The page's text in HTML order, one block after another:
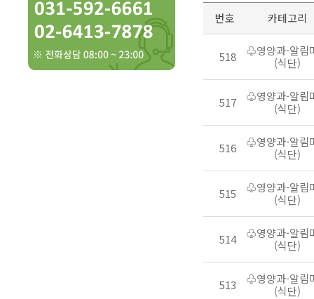
번호 카테고리
518
♧영양과-알림
(식단)
517
♧영양과-알림
(식단)
516
♧영양과-알림
(식단)
515
♧영양과-알림
(식단)
514
♧영양과-알림
(식단)
513
♧영양과-알림
(식단)